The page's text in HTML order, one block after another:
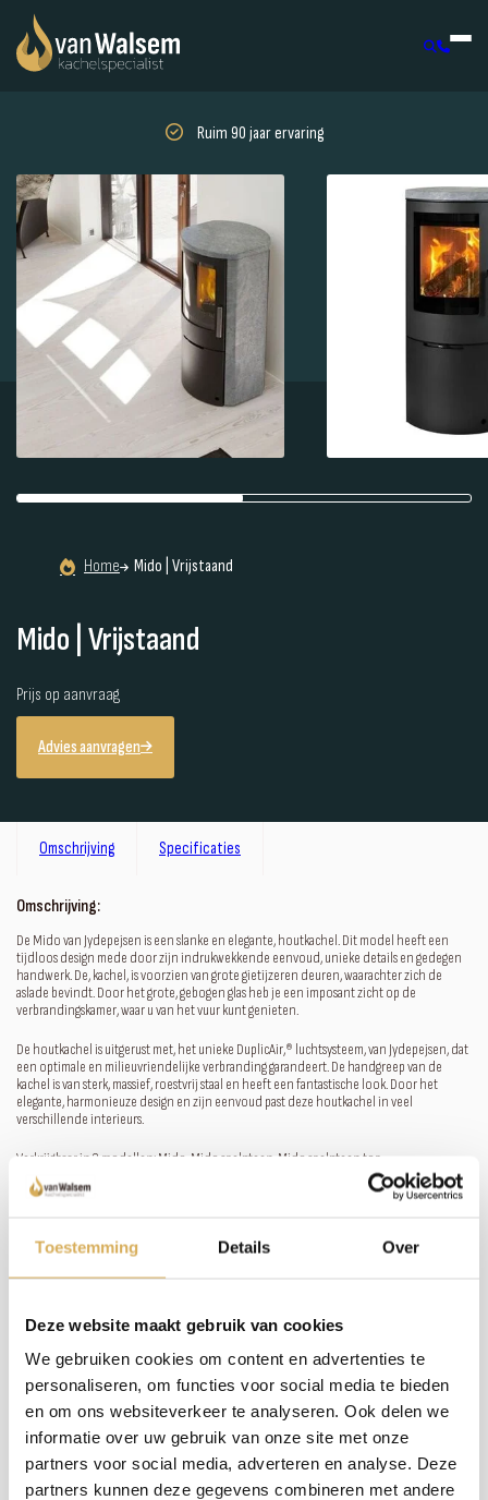
Toestemming Details Over
Deze website maakt gebruik van cookies
We gebruiken cookies om content en advertenties te
personaliseren, om functies voor social media te bieden
en om ons websiteverkeer te analyseren. Ook delen we
informatie over uw gebruik van onze site met onze
partners voor social media, adverteren en analyse. Deze
partners kunnen deze gegevens combineren met andere
Ruim 90 jaar ervaring
Home Mido | Vrijstaand
Mido | Vrijstaand
Prijs op aanvraag
Advies aanvragen
Omschrijving Specificaties
Omschrijving:
De Mido van Jydepejsen is een slanke en elegante‚ houtkachel. Dit model heeft een
tijdloos design mede door zijn indrukwekkende eenvoud, unieke details en gedegen
handwerk. De‚ kachel‚ is voorzien van grote gietijzeren deuren, waarachter zich de
aslade bevindt. Door het grote, gebogen glas heb je een imposant zicht op de
verbrandingskamer, waar u van het vuur kunt genieten.
De houtkachel is uitgerust met‚ het unieke DuplicAir‚® luchtsysteem‚ van Jydepejsen, dat
een optimale en milieuvriendelijke verbranding garandeert. De handgreep van de
kachel is van sterk, massief, roestvrij staal en heeft een fantastische look. Door het
elegante, harmonieuze design en zijn eenvoud past deze houtkachel in veel
verschillende interieurs.
Verkrijgbaar in 3 modellen: Mido, Mido speksteen, Mido speksteen top.
Meer weten over onze haarden?
Neem contact op
Specificaties:
Rendement
80 %
Rookgas afvoerdiameter
150 mm
Brandstof
Hout